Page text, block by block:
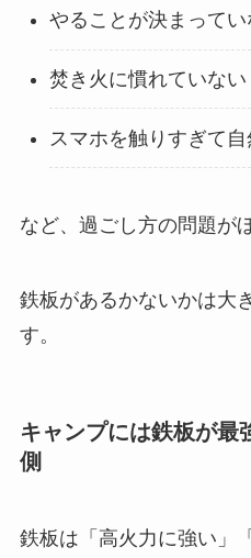
やることが決まってい
焚き火に慣れていない
スマホを触りすぎて
など、過ごし方の問題が
鉄板があるかないかは大
す。
キャンプには鉄板が最
側
鉄板は「高火力に強い」